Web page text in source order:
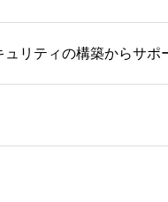
リティの構築からサポ